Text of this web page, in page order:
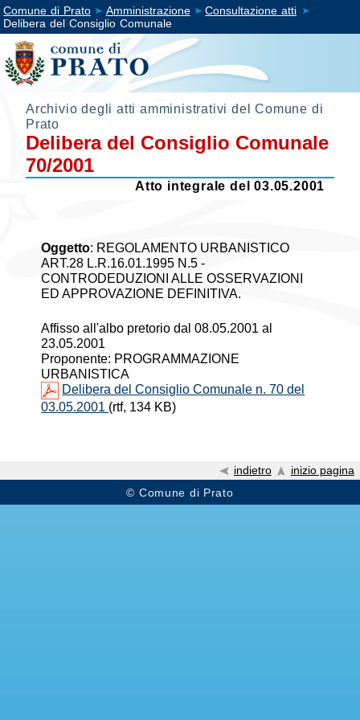
Comune di Prato Amministrazione
Consultazione atti
Delibera del Consiglio Comunale
Archivio degli atti amministrativi del Comune di
Prato
Delibera del Consiglio Comunale
70/2001
Atto integrale del 03.05.2001
Oggetto: REGOLAMENTO URBANISTICO
ART.28 L.R.16.01.1995 N.5 -
CONTRODEDUZIONI ALLE OSSERVAZIONI
ED APPROVAZIONE DEFINITIVA.
Affisso all'albo pretorio dal 08.05.2001 al
23.05.2001
Proponente: PROGRAMMAZIONE
URBANISTICA
Delibera del Consiglio Comunale n. 70 del
03.05.2001 (rtf, 134 KB)
indietro
inizio pagina
© Comune di Prato